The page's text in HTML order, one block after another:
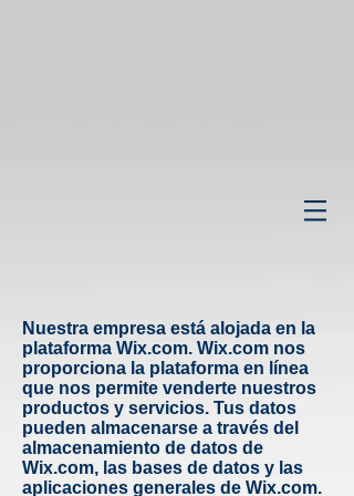
Nuestra empresa está alojada en la
plataforma Wix.com. Wix.com nos
proporciona la plataforma en línea
que nos permite venderte nuestros
productos y servicios. Tus datos
pueden almacenarse a través del
almacenamiento de datos de
Wix.com, las bases de datos y las
aplicaciones generales de Wix.com.